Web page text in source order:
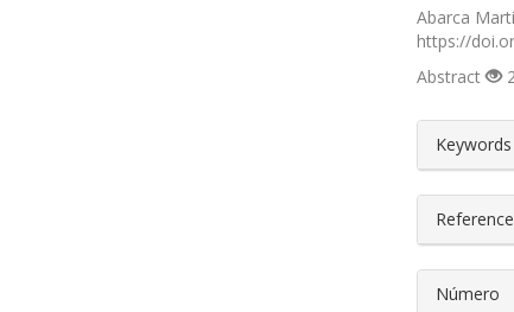
Abarca
https://
Abstract
Keywords
Número